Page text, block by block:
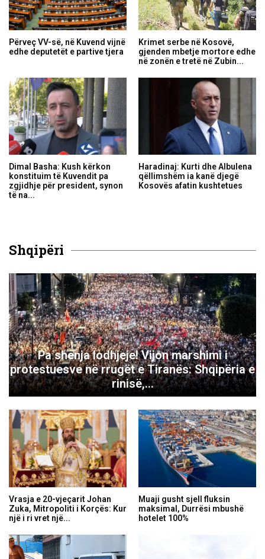
Përveç VV-së, në Kuvend vijnë
edhe deputetët e partive tjera
Krimet serbe në Kosovë,
gjenden mbetje mortore edhe
në zonën e tretë në Zubin...
Dimal Basha: Kush kërkon
konstituim të Kuvendit pa
zgjidhje për president, synon
të na...
Haradinaj: Kurti dhe Albulena
qëllimshëm ia kanë djegë
Kosovës afatin kushtetues
Shqipëri
Pa shenja lodhjeje! Vijon marshimi i
protestuesve në rrugët e Tiranës: Shqipëria e
rinisë,...
Vrasja e 20-vjeçarit Johan
Zuka, Mitropoliti i Korçës: Kur
një i ri vret një...
Muaji gusht sjell fluksin
maksimal, Durrësi mbushë
hotelet 100%